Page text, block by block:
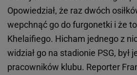
Opowiedział, że raz dwóch
wepchnąć go do furgonetki i że
Khelaifiego. Hicham jednego z
widział go na stadionie PSG, był
pracowników klubu. Reporter